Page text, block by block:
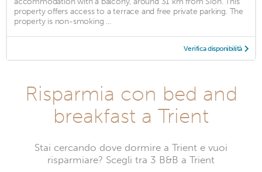
property offers access to a terrace and free private parking. The
property is non-smoking ...
Verifica disponibilità
Risparmia con bed and
breakfast a Trient
Stai cercando dove dormire a Trient e vuoi
risparmiare? Scegli tra 3 B&B a Trient